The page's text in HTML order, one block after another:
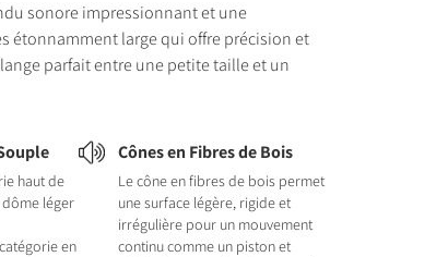
sonore impressionnant et une
étonnamment large qui offre précision et
parfait entre une petite taille et un
haut de
dôme léger
en
Cônes en Fibres de Bois
Le cône en fibres de bois permet
une surface légère, rigide et
irrégulière pour un mouvement
continu comme un piston et